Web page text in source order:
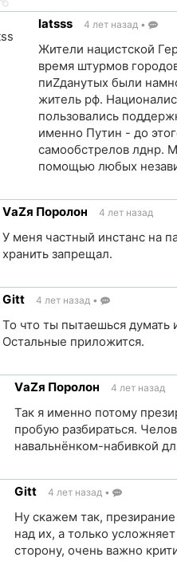
на
источник
latsss 4 лет назад •
Жители нацистской
время штурмов
пиZданутых были
житель рф.
пользовались
именно Путин - до
самообстрелов лднр.
помощью любых
VаZя Поролон 4 лет назад
У меня частный инстанс на
хранить запрещал.
Gitt 4 лет назад •
То что ты пытаешься думать
Остальные приложится.
VаZя Поролон 4 лет назад
Так я именно потому
пробую разбираться.
навальнёнком-набивкой
Gitt 4 лет назад •
Ну скажем так,
над их, а только
сторону, очень важно